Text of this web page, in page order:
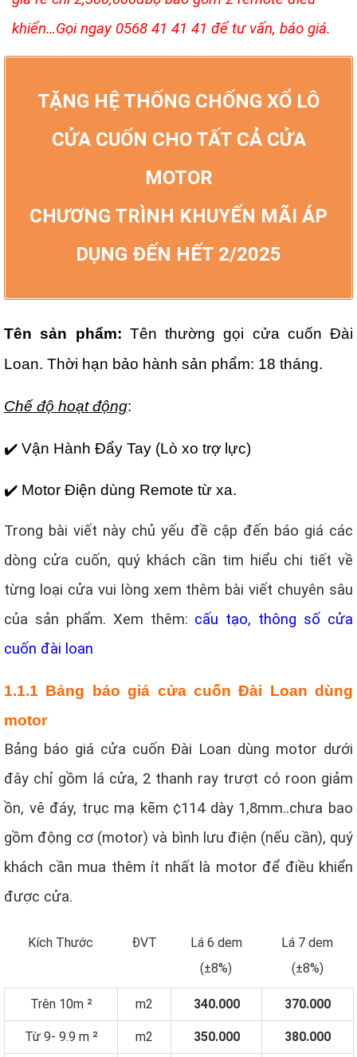
khiển…Gọi ngay 0568 41 41 41 để tư vấn, báo giá.
TẶNG HỆ THỐNG CHỐNG XỔ LÔ
CỬA CUỐN CHO TẤT CẢ CỬA
MOTOR
CHƯƠNG TRÌNH KHUYẾN MÃI ÁP
DỤNG ĐẾN HẾT 2/2025
Tên sản phẩm: Tên thường gọi cửa cuốn Đài
Loan. Thời hạn bảo hành sản phẩm: 18 tháng.
Chế độ hoạt động:
✔️ Vận Hành Đẩy Tay (Lò xo trợ lực)
✔️ Motor Điện dùng Remote từ xa.
Trong bài viết này chủ yếu đề cập đến báo giá các
dòng cửa cuốn, quý khách cần tim hiểu chi tiết về
từng loại cửa vui lòng xem thêm bài viết chuyên sâu
của sản phẩm. Xem thêm: cấu tạo, thông số cửa
cuốn đài loan
1.1.1 Bảng báo giá cửa cuốn Đài Loan dùng
motor
Bảng báo giá cửa cuốn Đài Loan dùng motor dưới
đây chỉ gồm lá cửa, 2 thanh ray trượt có roon giảm
ồn, vê đáy, trục mạ kẽm ¢114 dày 1,8mm..chưa bao
gồm động cơ (motor) và bình lưu điện (nếu cần), quý
khách cần mua thêm ít nhất là motor để điều khiển
được cửa.
Kích Thước ĐVT
Lá 6 dem
(±8%)
Lá 7 dem
(±8%)
Trên 10m ² m2 340.000 370.000
Từ 9- 9.9 m ² m2 350.000 380.000